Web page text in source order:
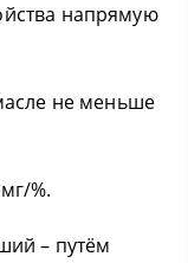
напрямую
не меньше
%.
– путём